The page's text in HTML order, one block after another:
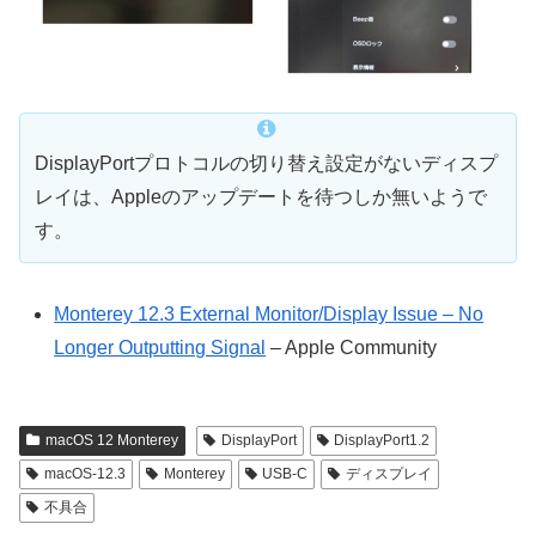
DisplayPortプロトコルの切り替え設定がないディスプ
レイは、Appleのアップデートを待つしか無いようで
す。
Monterey 12.3 External Monitor/Display Issue – No
Longer Outputting Signal – Apple Community
macOS 12 Monterey DisplayPort
DisplayPort1.2
macOS-12.3
Monterey USB-C
ディスプレイ
不具合